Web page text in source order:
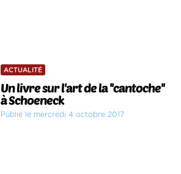
ACTUALITÉ
Un livre sur l'art de la ''cantoche''
à Schoeneck
Publié le mercredi 4 octobre 2017